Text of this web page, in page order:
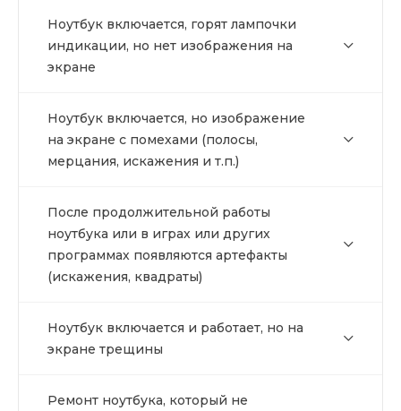
Ноутбук включается, горят лампочки
индикации, но нет изображения на
экране
Ноутбук включается, но изображение
на экране с помехами (полосы,
мерцания, искажения и т.п.)
После продолжительной работы
ноутбука или в играх или других
программах появляются артефакты
(искажения, квадраты)
Ноутбук включается и работает, но на
экране трещины
Ремонт ноутбука, который не